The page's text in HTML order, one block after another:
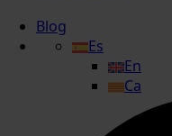
Blog
Es
En
Ca